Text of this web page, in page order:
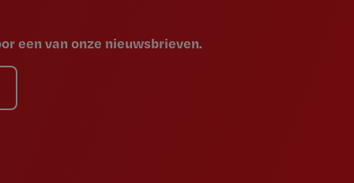
een van onze nieuwsbrieven.